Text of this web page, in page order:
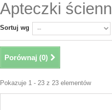
Apteczki
Sortuj wg
Porównaj (0)
Pokazuje 1 - 23 z 23 elementów